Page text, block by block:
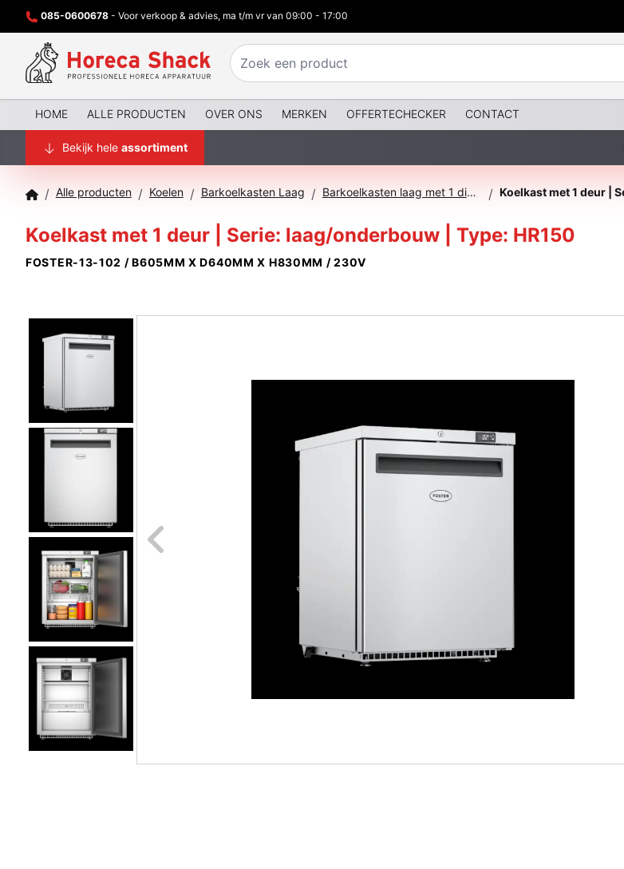
085-0600678 - Voor verkoop & advies, ma t/m vr van 09:00 - 17:00
HOME ALLE PRODUCTEN OVER ONS MERKEN OFFERTECHECKER CONTACT
Bekijk hele assortiment
/ Alle producten / Koelen / Barkoelkasten Laag / Barkoelkasten laag met 1 dichte deur /
Koelkast met 1 deur | Serie: laag/onderbouw | Type: HR150
FOSTER-13-102 / B605MM X D640MM X H830MM / 230V
Naar vorige foto